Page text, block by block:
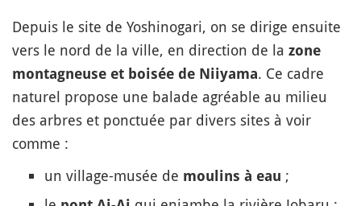
Depuis le site de Yoshinogari, on se dirige ensuite
vers le nord de la ville, en direction de la zone
montagneuse et boisée de Niiyama. Ce cadre
naturel propose une balade agréable au milieu
des arbres et ponctuée par divers sites à voir
comme :
un village-musée de moulins à eau ;